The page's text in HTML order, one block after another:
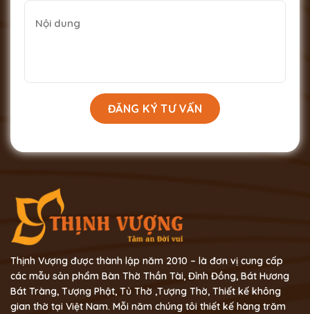
Thịnh Vượng được thành lập năm 2010 – là đơn vị cung cấp
các mẫu sản phẩm Bàn Thờ Thần Tài, Đỉnh Đồng, Bát Hương
Bát Tràng, Tượng Phật, Tủ Thờ ,Tượng Thờ, Thiết kế không
gian thờ tại Việt Nam. Mỗi năm chúng tôi thiết kế hàng trăm